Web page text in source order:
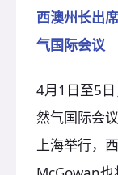
西澳州长出
气国际会议
4月1日至5
然气国际会
上海举行，